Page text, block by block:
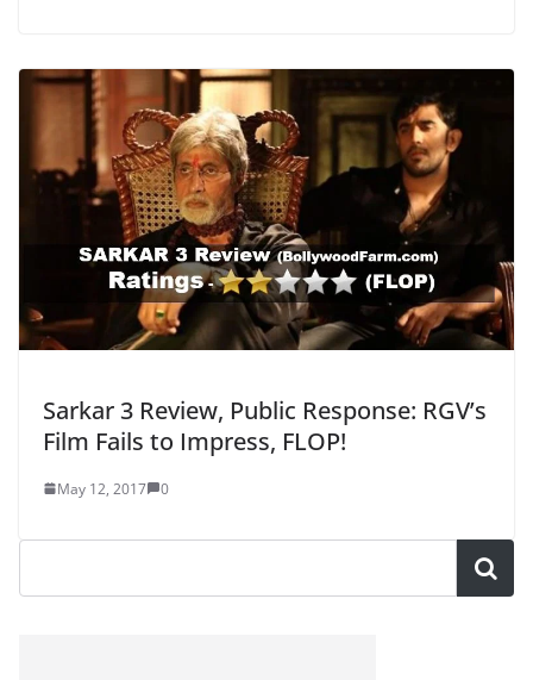
Sarkar 3 Review, Public Response: RGV’s
Film Fails to Impress, FLOP!
May 12, 2017 0